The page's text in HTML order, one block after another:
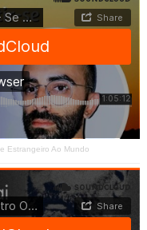
Estrangeiro Ao Mundo